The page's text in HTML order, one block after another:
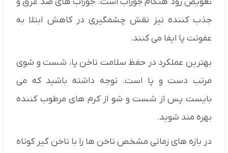
جذب کننده نیز نقش چشمگیری در کاهش ابتلا به
عفونت پا ایفا می کنند.
بهترین عملکرد در حفظ سلامت ناخن پا، شست و شوی
مرتب دست و پا است. توجه داشته باشید که می
بایست پس از شست و شو از کرم های مرطوب کننده
بهره مند شوید.
در بازه های زمانی مشخص ناخن ها را با ناخن گیر کوتاه